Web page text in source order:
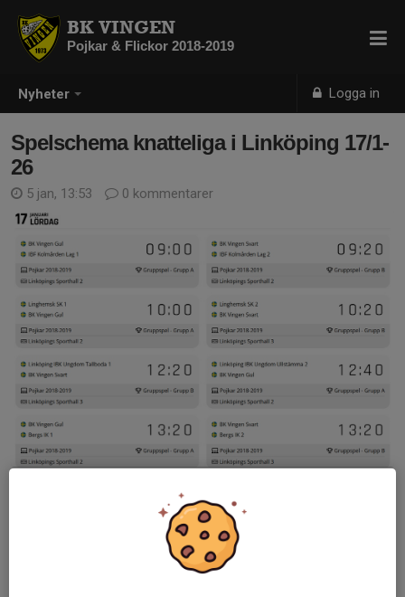
Nyheter Logga in
BK VINGEN
Pojkar & Flickor 2018-2019
Spelschema knatteliga i Linköping 17/1-
26
5 jan, 13:53 0 kommentarer